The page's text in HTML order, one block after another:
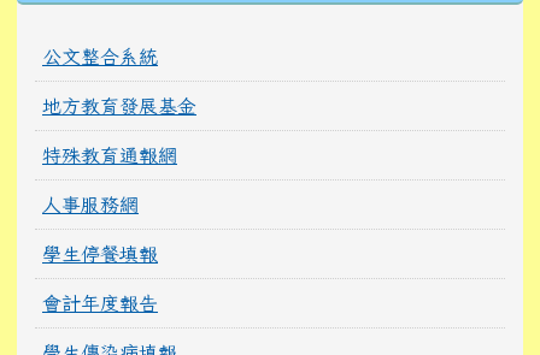
公文整合系統
地方教育發展基金
特殊教育通報網
人事服務網
學生停餐填報
會計年度報告